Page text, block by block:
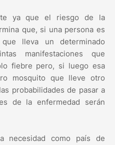
ya que el riesgo de la
que, si una persona es
lleva un determinado
manifestaciones que
fiebre pero, si luego esa
mosquito que lleve otro
probabilidades de pasar a
de la enfermedad serán
necesidad como país de